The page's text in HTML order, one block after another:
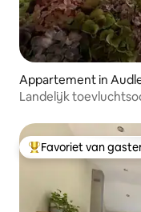
Appartement in
Landelijk
Topfavoriet van
Favoriet van